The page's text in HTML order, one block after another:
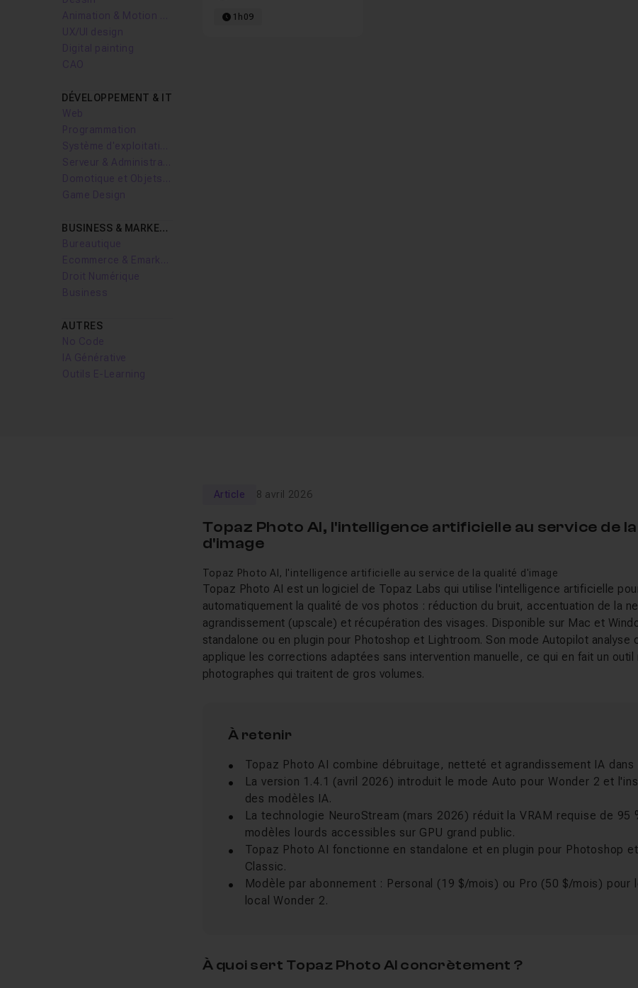
UX/UI design
Digital painting
CAO
DÉVELOPPEMENT & IT
Web
Programmation
Game Design
BUSINESS & MARKETING
Bureautique
Droit Numérique
Business
AUTRES
No Code
IA Générative
Outils E-Learning
1h09
Article 8 avril 2026
Topaz Photo AI, l'intelligence artificielle au service de
d'image
Topaz Photo AI, l'intelligence artificielle au service de la qualité d'image
Topaz Photo AI est un logiciel de Topaz Labs qui utilise l'intelligence artificielle
automatiquement la qualité de vos photos : réduction du bruit, accentuation de la
agrandissement (upscale) et récupération des visages. Disponible sur Mac et
standalone ou en plugin pour Photoshop et Lightroom. Son mode Autopilot analyse
applique les corrections adaptées sans intervention manuelle, ce qui en fait un
photographes qui traitent de gros volumes.
À retenir
Topaz Photo AI combine débruitage, netteté et agrandissement IA dans
La version 1.4.1 (avril 2026) introduit le mode Auto pour Wonder 2 et
des modèles IA.
La technologie NeuroStream (mars 2026) réduit la VRAM requise de 95
modèles lourds accessibles sur GPU grand public.
Topaz Photo AI fonctionne en standalone et en plugin pour Photoshop
Classic.
Modèle par abonnement : Personal (19 $/mois) ou Pro (50 $/mois) pour
local Wonder 2.
À quoi sert Topaz Photo AI concrètement ?